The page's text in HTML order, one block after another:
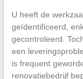
U heeft de
geïdentificeerd,
gecontroleerd.
een
is frequent
renovatiebedrijf